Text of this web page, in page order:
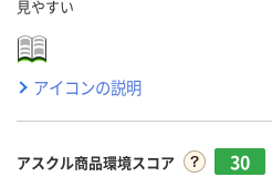
見やすい
アイコンの説明
アスクル商品環境スコア 30